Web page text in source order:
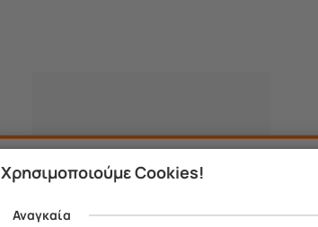
Χρησιμοποιούμε Cookies!
Αναγκαία